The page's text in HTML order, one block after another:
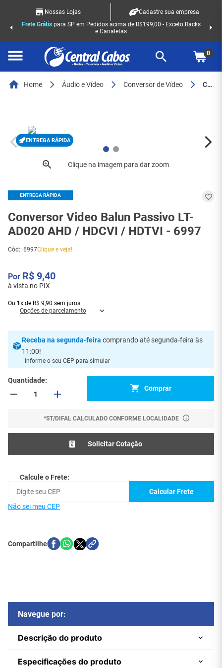
Nossas Lojas
Cadastre sua empresa
Frete Grátispara SP em Pedidos acima de R$199,00 - Exceto Racks
e Canaletas
0
Home Áudio e Vídeo Conversor de Vídeo Conversor Video Balun Passivo LT-AD020 AHD / HDCVI / HDTVI - 6997
ENTREGA RÁPIDA
ENTREGA RÁPIDA
Conversor Video Balun Passivo LT-
AD020 AHD / HDCVI / HDTVI - 6997
Cód:: 6997Clique e veja!
R$ 9,40
à vista no PIX
Ou 1 x de R$ 9,90 sem juros
Opções de parcelamento
Receba na segunda-feira comprando até segunda-feira às
11:00!
Informe o seu CEP para simular
Quantidade
Comprar
*ST/DIFAL CALCULADO CONFORME LOCALIDADE
Solicitar Cotação
Calcule o Frete:
Calcular Frete
Não sei meu CEP
Navegue por:
Descrição do produto
Transmite sinais de vídeo colorido até 400 metros e
Especificações do produto